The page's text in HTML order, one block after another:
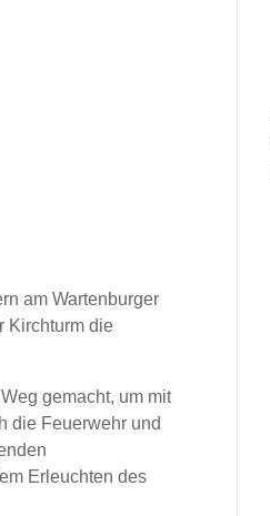
am Wartenburger
Kirchturm die
gemacht, um mit
die Feuerwehr und
Erleuchten des